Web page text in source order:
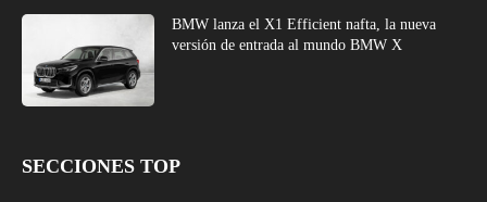
BMW lanza el X1 Efficient nafta, la nueva
versión de entrada al mundo BMW X
SECCIONES TOP